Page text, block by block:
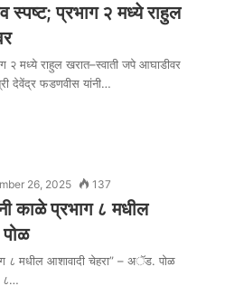
स्पष्ट; प्रभाग २ मध्ये राहुल
२ मध्ये राहुल खरात–स्वाती जपे आघाडीवर
देवेंद्र फडणवीस यांनी…
26, 2025 137
काळे प्रभाग ८ मधील
८ मधील आशावादी चेहरा” – अॅड. पोळ
८…